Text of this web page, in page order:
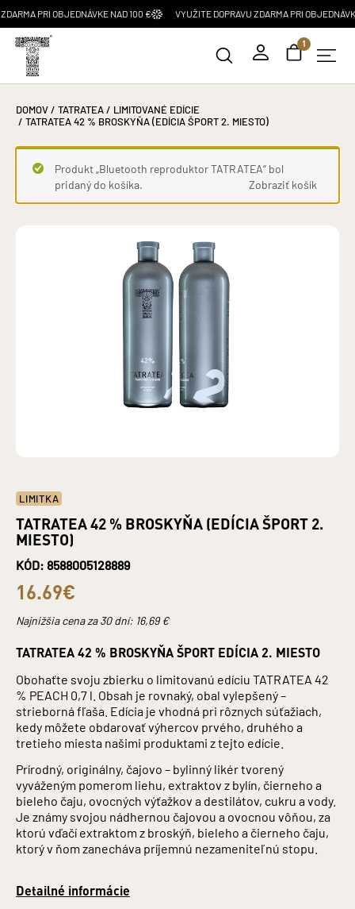
PRI OBJEDNÁVKE NAD 100 € VYUŽITE DOPRAVU ZDARMA PRI OBJEDNÁVKE
1
DOMOV/ TATRATEA/ LIMITOVANÉ EDÍCIE
/ TATRATEA 42 % BROSKYŇA (EDÍCIA ŠPORT 2. MIESTO)
Produkt „Bluetooth reproduktor TATRATEA“ bol
pridaný do košíka.
Zobraziť košík
LIMITKA
TATRATEA 42 % BROSKYŇA (EDÍCIA ŠPORT 2.
MIESTO)
KÓD: 8588005128889
16.69€
Najnižšia cena za 30 dní: 16,69€
TATRATEA 42 % BROSKYŇA ŠPORT EDÍCIA 2. MIESTO
Obohaťte svoju zbierku o limitovanú edíciu TATRATEA 42
% PEACH 0,7 l. Obsah je rovnaký, obal vylepšený –
strieborná fľaša. Edícia je vhodná pri rôznych súťažiach,
kedy môžete obdarovať výhercov prvého, druhého a
tretieho miesta našimi produktami z tejto edície.
Prírodný, originálny, čajovo – bylinný likér tvorený
vyváženým pomerom liehu, extraktov z bylín, čierneho a
bieleho čaju, ovocných výťažkov a destilátov, cukru a vody.
Je známy svojou nádhernou čajovou a ovocnou vôňou, za
ktorú vďačí extraktom z broskýň, bieleho a čierneho čaju,
ktorý v ňom zanecháva príjemnú nezameniteľnú stopu.
Detailné informácie